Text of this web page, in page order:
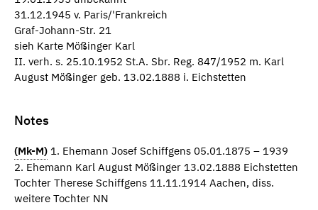
31.12.1945 v. Paris/'Frankreich
Graf-Johann-Str. 21
sieh Karte Mößinger Karl
II. verh. s. 25.10.1952 St.A. Sbr. Reg. 847/1952 m. Karl
August Mößinger geb. 13.02.1888 i. Eichstetten
Notes
(Mk-M) 1. Ehemann Josef Schiffgens 05.01.1875 – 1939
2. Ehemann Karl August Mößinger 13.02.1888 Eichstetten
Tochter Therese Schiffgens 11.11.1914 Aachen, diss.
weitere Tochter NN